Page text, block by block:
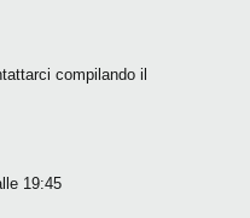
compilando il
19:45